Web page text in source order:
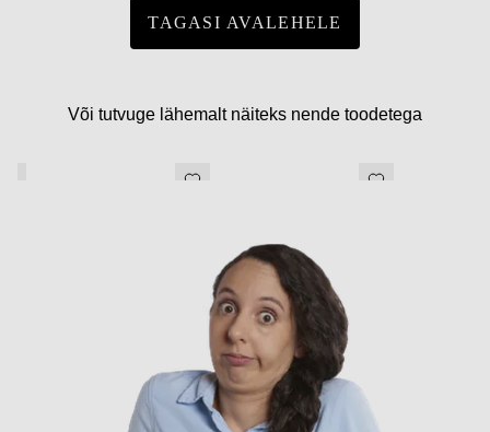
TAGASI AVALEHELE
Või tutvuge lähemalt näiteks nende toodetega